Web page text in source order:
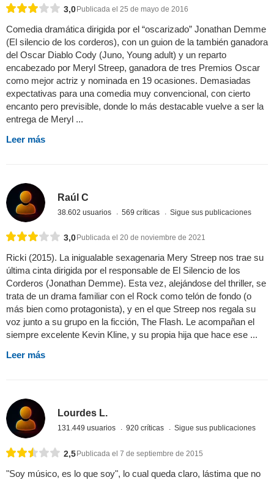
3,0 Publicada el 25 de mayo de 2016
Comedia dramática dirigida por el “oscarizado” Jonathan Demme
(El silencio de los corderos), con un guion de la también ganadora
del Oscar Diablo Cody (Juno, Young adult) y un reparto
encabezado por Meryl Streep, ganadora de tres Premios Oscar
como mejor actriz y nominada en 19 ocasiones. Demasiadas
expectativas para una comedia muy convencional, con cierto
encanto pero previsible, donde lo más destacable vuelve a ser la
entrega de Meryl ...
Leer más
Raúl C
38.602 usuarios 569 críticas Sigue sus publicaciones
3,0 Publicada el 20 de noviembre de 2021
Ricki (2015). La inigualable sexagenaria Mery Streep nos trae su
última cinta dirigida por el responsable de El Silencio de los
Corderos (Jonathan Demme). Esta vez, alejándose del thriller, se
trata de un drama familiar con el Rock como telón de fondo (o
más bien como protagonista), y en el que Streep nos regala su
voz junto a su grupo en la ficción, The Flash. Le acompañan el
siempre excelente Kevin Kline, y su propia hija que hace ese ...
Leer más
Lourdes L.
131.449 usuarios 920 críticas Sigue sus publicaciones
2,5Publicada el 7 de septiembre de 2015
"Soy músico, es lo que soy", lo cual queda claro, lástima que no